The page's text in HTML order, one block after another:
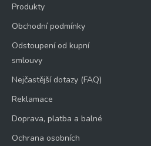
Produkty
Obchodní podmínky
Odstoupení od kupní
smlouvy
Nejčastější dotazy (FAQ)
Reklamace
Doprava, platba a balné
Ochrana osobních